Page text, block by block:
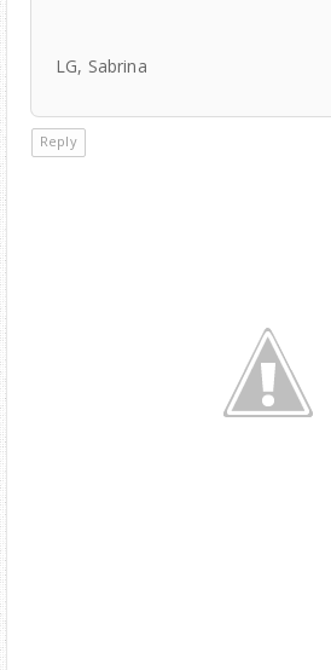
LG, Sabrina
Reply